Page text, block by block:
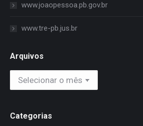
www.joaopessoa.pb.gov.br
www.tre-pb.jus.br
Arquivos
Arquivos
Categorias